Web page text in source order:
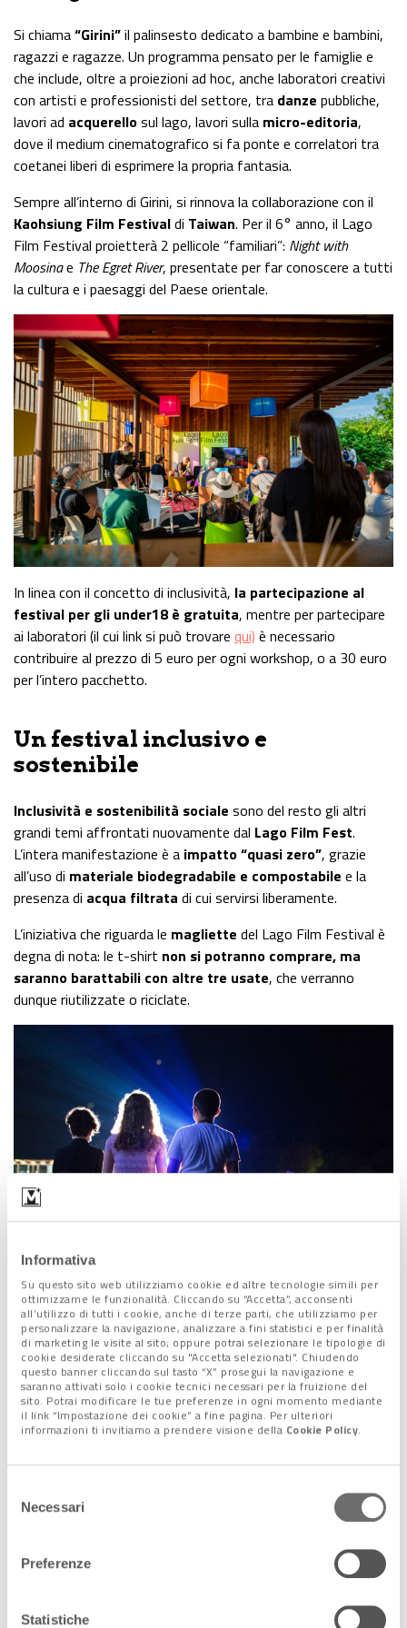
Informativa
Su questo sito web utilizziamo cookie ed altre tecnologie simili per
ottimizzarne le funzionalità. Cliccando su “Accetta”, acconsenti
all’utilizzo di tutti i cookie, anche di terze parti, che utilizziamo per
personalizzare la navigazione, analizzare a fini statistici e per finalità
di marketing le visite al sito; oppure potrai selezionare le tipologie di
cookie desiderate cliccando su "Accetta selezionati". Chiudendo
questo banner cliccando sul tasto “X” prosegui la navigazione e
saranno attivati solo i cookie tecnici necessari per la fruizione del
sito. Potrai modificare le tue preferenze in ogni momento mediante
il link “Impostazione dei cookie” a fine pagina. Per ulteriori
informazioni ti invitiamo a prendere visione della Cookie Policy.
delNecessari
Preferenze
Statistiche
Si chiama“Girini”il palinsesto dedicato a bambine e bambini,
ragazzi e ragazze. Un programma pensato per le famiglie e
che include, oltre a proiezioni ad hoc, anche laboratori creativi
con artisti e professionisti del settore, tra danze pubbliche,
lavori ad acquerellosul lago, lavori sulla micro-editoria,
dove il medium cinematografico si fa ponte e correlatori tra
coetanei liberi di esprimere la propria fantasia.
Sempre all’interno di Girini, si rinnova la collaborazione con il
Kaohsiung Film Festivaldi Taiwan. Per il 6° anno, il Lago
Film Festival proietterà 2 pellicole “familiari”: Night with
Moosinae The Egret River, presentate per far conoscere a tutti
la cultura e i paesaggi del Paese orientale.
In linea con il concetto di inclusività, la partecipazione al
festival per gli under18 è gratuita, mentre per partecipare
ai laboratori (il cui link si può trovare qui) è necessario
contribuire al prezzo di 5 euro per ogni workshop, o a 30 euro
per l’intero pacchetto.
Un festival inclusivo e
sostenibile
Inclusività e sostenibilità sociale sono del resto gli altri
grandi temi affrontati nuovamente dal Lago Film Fest.
L’intera manifestazione è a impatto “quasi zero”, grazie
all’uso di materiale biodegradabile e compostabile e la
presenza di acqua filtrata di cui servirsi liberamente.
L’iniziativa che riguarda le magliette del Lago Film Festival è
degna di nota: le t-shirt non si potranno comprare, ma
saranno barattabili con altre tre usate, che verranno
dunque riutilizzate o riciclate.
L’attenzione alle persone non
udenti
L’inclusionedel festival, poi, non guarda solo ai giovani.
Particolarmente importante è il progetto Singplicity
quale si includono le personesordenell’esperienza
cinematografica, mettendone in risalto la loro identità. Alcune
italiana dei segni)
, e saranno sempre presenti di interpreti
della lingua dei segni per aiutare i non udenti nell’esperienza
È previsto anche il
, con il quale